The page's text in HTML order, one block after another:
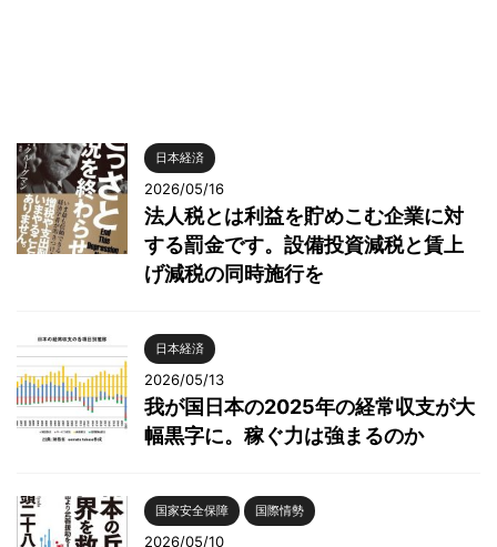
日本経済
2026/05/16
法人税とは利益を貯めこむ企業に対
する罰金です。設備投資減税と賃上
げ減税の同時施行を
日本経済
2026/05/13
我が国日本の2025年の経常収支が大
幅黒字に。稼ぐ力は強まるのか
国家安全保障 国際情勢
2026/05/10